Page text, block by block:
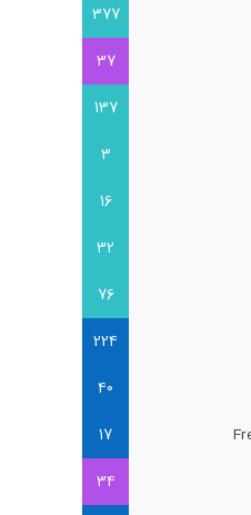
377
37
137
3
16
32
76
224
40
17
34